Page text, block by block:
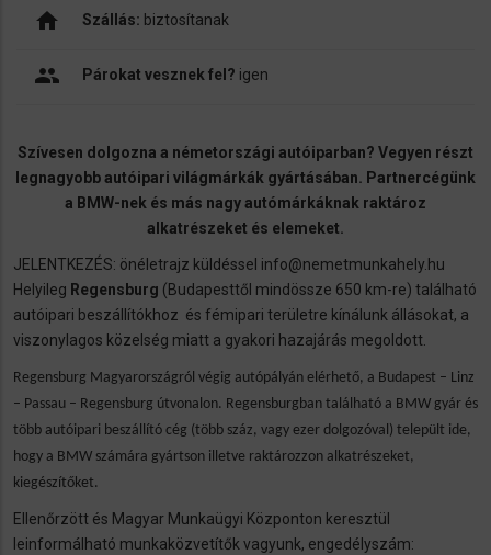
home Szállás: biztosítanak
people Párokat vesznek fel? igen
Szívesen dolgozna a németországi autóiparban? Vegyen részt
legnagyobb autóipari világmárkák gyártásában. Partnercégünk
a BMW-nek és más nagy autómárkáknak raktároz
alkatrészeket és elemeket.
JELENTKEZÉS: önéletrajz küldéssel info@nemetmunkahely.hu
Helyileg Regensburg (Budapesttől mindössze 650 km-re) található
autóipari beszállítókhoz és fémipari területre kínálunk állásokat, a
viszonylagos közelség miatt a gyakori hazajárás megoldott.
Regensburg Magyarországról végig autópályán elérhető, a Budapest – Linz
– Passau – Regensburg útvonalon. Regensburgban található a BMW gyár és
több autóipari beszállító cég (több száz, vagy ezer dolgozóval) települt ide,
hogy a BMW számára gyártson illetve raktározzon alkatrészeket,
kiegészítőket.
Ellenőrzött és Magyar Munkaügyi Központon keresztül
leinformálható munkaközvetítők vagyunk, engedélyszám: